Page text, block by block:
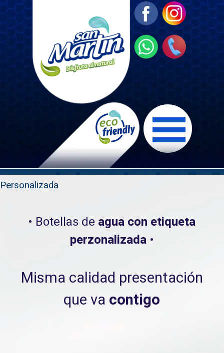
Personalizada
• Botellas de agua con etiqueta
perzonalizada •
Misma calidad presentación
que va contigo